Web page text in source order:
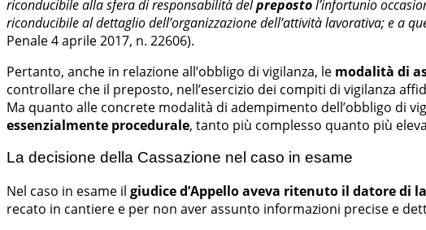
riconducibile alla sfera di responsabilità delprepostol’infortunio
riconducibile al dettaglio dell’organizzazione dell’attività lavorativa; e a
Penale 4 aprile 2017, n. 22606).
Pertanto, anche in relazione all’obbligo di vigilanza, le modalità di
controllare che il preposto, nell’esercizio dei compiti di vigilanza
Ma quanto alle concrete modalità di adempimento dell’obbligo di
essenzialmente procedurale, tanto più complesso quanto più
La decisione della Cassazione nel caso in esame
Nel caso in esame il giudice d’Appello aveva ritenuto il datore di
recato in cantiere e per non aver assunto informazioni precise e